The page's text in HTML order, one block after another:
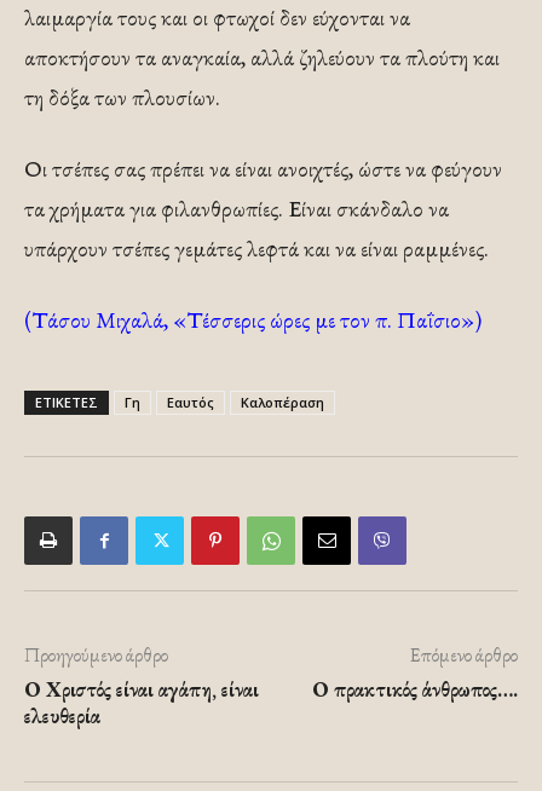
λαιμαργία τους και οι φτωχοί δεν εύχονται να
αποκτήσουν τα αναγκαία, αλλά ζηλεύουν τα πλούτη και
τη δόξα των πλουσίων.
Οι τσέπες σας πρέπει να είναι ανοιχτές, ώστε να φεύγουν
τα χρήματα για φιλανθρωπίες. Είναι σκάνδαλο να
υπάρχουν τσέπες γεμάτες λεφτά και να είναι ραμμένες.
(Τάσου Μιχαλά, «Τέσσερις ώρες με τον π. Παΐσιο»)
ΕΤΙΚΕΤΕΣ Γη Εαυτός Καλοπέραση
Προηγούμενο άρθρο
Ο Χριστός είναι αγάπη, είναι
ελευθερία
Επόμενο άρθρο
Ο πρακτικός άνθρωπος….